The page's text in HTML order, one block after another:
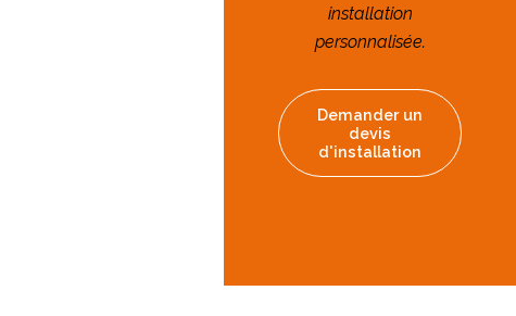
installation
personnalisée.
Demander un
devis
d'installation